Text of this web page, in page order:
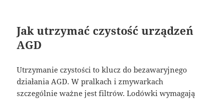
Jak utrzymać czystość urządzeń
AGD
Utrzymanie czystości to klucz do bezawaryjnego
działania AGD. W pralkach i zmywarkach
szczególnie ważne jest filtrów. Lodówki wymagają